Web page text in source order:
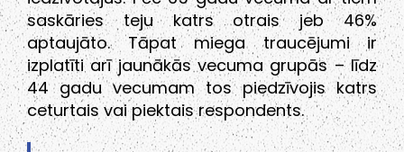
saskāries teju katrs otrais jeb 46%
aptaujāto. Tāpat miega traucējumi ir
izplatīti arī jaunākās vecuma grupās – līdz
44 gadu vecumam tos piedzīvojis katrs
ceturtais vai piektais respondents.